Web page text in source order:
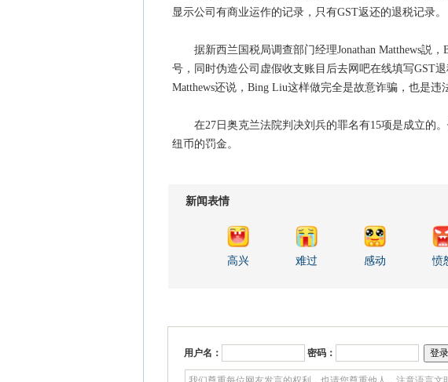
显示公司有商业运作的记录，只有GST返还的退税记录。
据新西兰国税局调查部门经理Jonathan Matthews説，
号，同时伪造公司虚假收支账目后去网吧在线填写GST
Matthews还说，Bing Liu这样做完全是故意诈骗，也是违
在27日奥克兰法院判决刘兵的罪名有15项是成立的。
纽币的罚金。
新闻表情
高兴 难过 感动 愤
用户名： 密码：